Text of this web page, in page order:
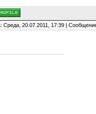
Среда, 20.07.2011, 17:39 |